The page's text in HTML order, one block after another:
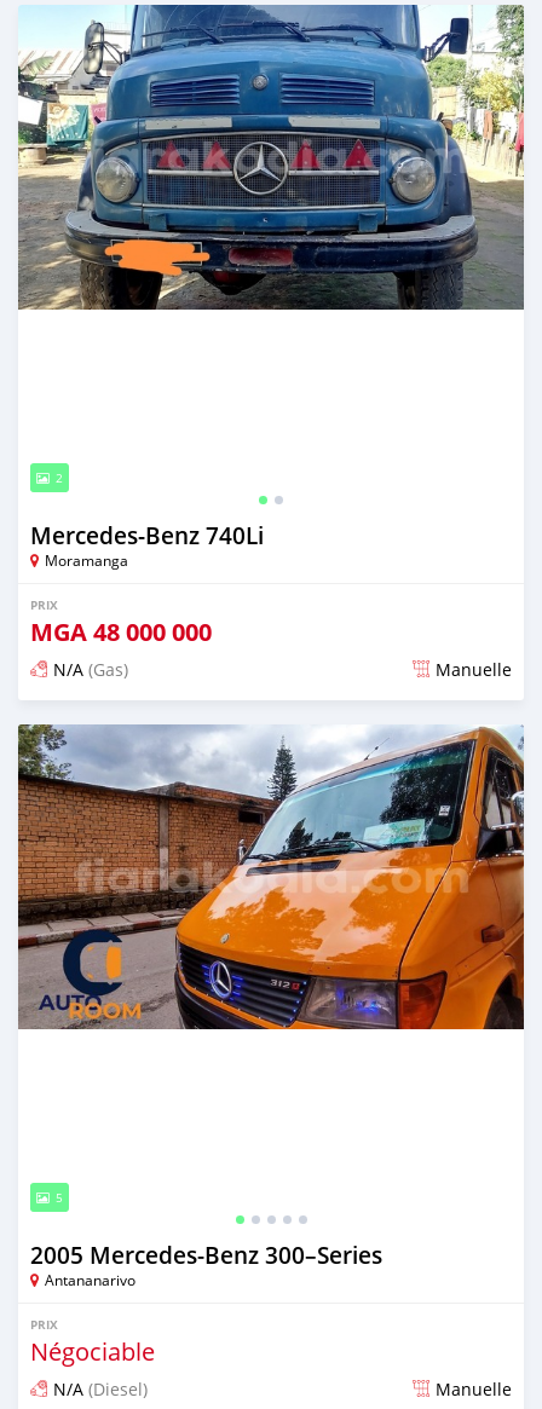
2
Mercedes-Benz 740Li
Moramanga
PRIX
MGA48 000 000
N/A (Gas) Manuelle
Publié il y a plus de 4 ans
5
2005 Mercedes‒Benz 300–Series
Antananarivo
PRIX
Négociable
N/A (Diesel) Manuelle